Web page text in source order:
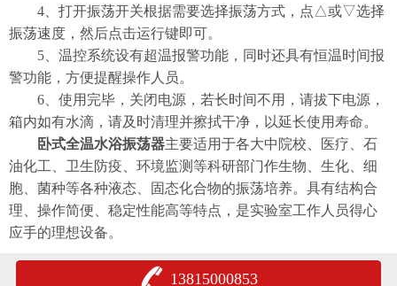
4、打开振荡开关根据需要选择振荡方式，点△或▽选择
振荡速度，然后点击运行键即可。
5、温控系统设有超温报警功能，同时还具有恒温时间报
警功能，方便提醒操作人员。
6、使用完毕，关闭电源，若长时间不用，请拔下电源，
箱内如有水滴，请及时清理并擦拭干净，以延长使用寿命。
卧式全温水浴振荡器主要适用于各大中院校、医疗、石
油化工、卫生防疫、环境监测等科研部门作生物、生化、细
胞、菌种等各种液态、固态化合物的振荡培养。具有结构合
理、操作简便、稳定性能高等特点，是实验室工作人员得心
应手的理想设备。
13815000853